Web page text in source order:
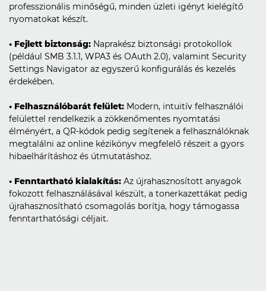
professzionális minőségű, minden üzleti igényt kielégítő
nyomatokat készít.
• Fejlett biztonság: Naprakész biztonsági protokollok
(például SMB 3.1.1, WPA3 és OAuth 2.0), valamint Security
Settings Navigator az egyszerű konfigurálás és kezelés
érdekében.
• Felhasználóbarát felület: Modern, intuitív felhasználói
felülettel rendelkezik a zökkenőmentes nyomtatási
élményért, a QR-kódok pedig segítenek a felhasználóknak
megtalálni az online kézikönyv megfelelő részeit a gyors
hibaelhárításhoz és útmutatáshoz.
• Fenntartható kialakítás: Az újrahasznosított anyagok
fokozott felhasználásával készült, a tonerkazettákat pedig
újrahasznosítható csomagolás borítja, hogy támogassa
fenntarthatósági céljait.